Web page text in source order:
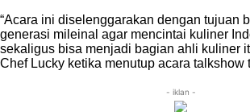
“Acara ini diselenggarakan dengan tujuan
generasi mileinal agar mencintai kuliner
sekaligus bisa menjadi bagian ahli kuliner
Chef Lucky ketika menutup acara talkshow
- iklan -